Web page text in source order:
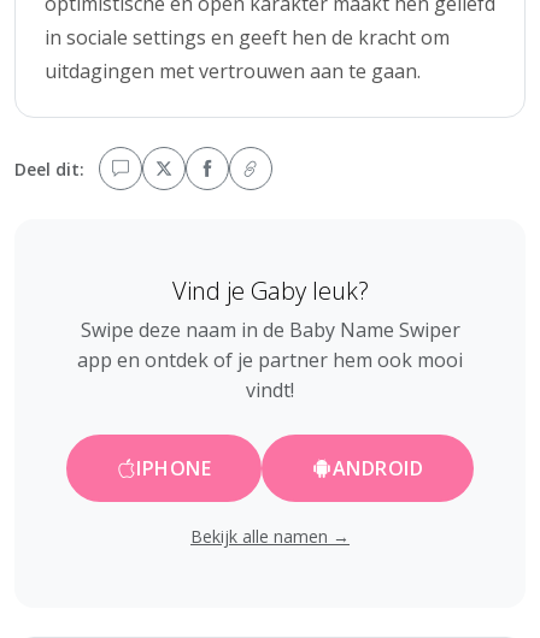
in sociale settings en geeft hen de kracht om
uitdagingen met vertrouwen aan te gaan.
Deel dit:
Vind je Gaby leuk?
Swipe deze naam in de Baby Name Swiper
app en ontdek of je partner hem ook mooi
vindt!
IPHONE ANDROID
Bekijk alle namen →